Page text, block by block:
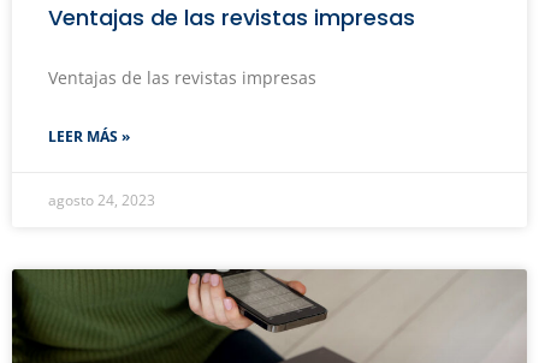
Ventajas de las revistas impresas
Ventajas de las revistas impresas
LEER MÁS »
agosto 24, 2023